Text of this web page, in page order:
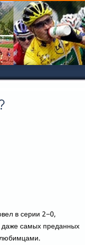
в серии 2−0,
самых преданных